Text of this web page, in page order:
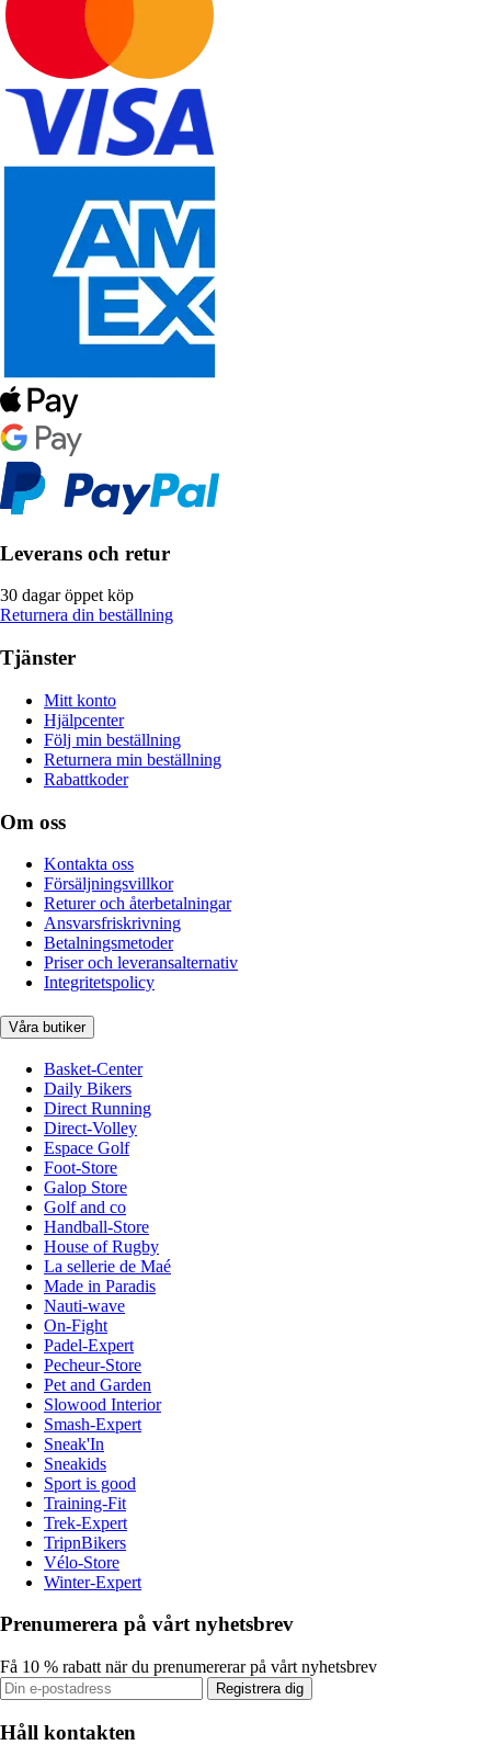
Leverans och retur
30 dagar öppet köp
Returnera din beställning
Tjänster
Mitt konto
Hjälpcenter
Följ min beställning
Returnera min beställning
Rabattkoder
Om oss
Kontakta oss
Försäljningsvillkor
Returer och återbetalningar
Ansvarsfriskrivning
Betalningsmetoder
Priser och leveransalternativ
Integritetspolicy
Våra butiker
Basket-Center
Daily Bikers
Direct Running
Direct-Volley
Espace Golf
Foot-Store
Galop Store
Golf and co
Handball-Store
House of Rugby
La sellerie de Maé
Made in Paradis
Nauti-wave
On-Fight
Padel-Expert
Pecheur-Store
Pet and Garden
Slowood Interior
Smash-Expert
Sneak'In
Sneakids
Sport is good
Training-Fit
Trek-Expert
TripnBikers
Vélo-Store
Winter-Expert
Prenumerera på vårt nyhetsbrev
Få 10 % rabatt när du prenumererar på vårt nyhetsbrev
Registrera dig
Håll kontakten